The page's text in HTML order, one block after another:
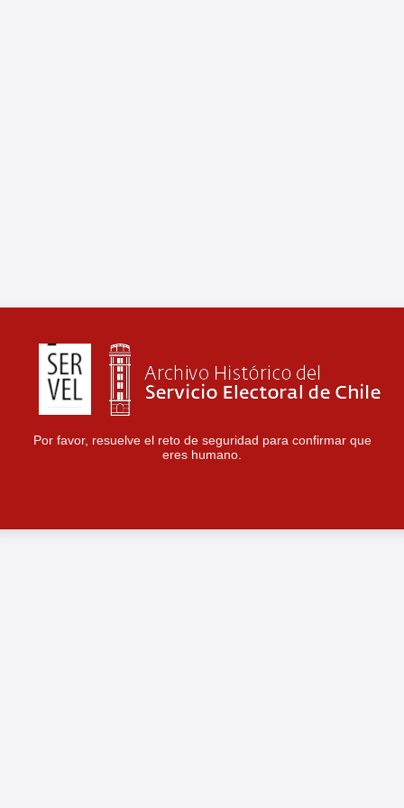
Por favor, resuelve el reto de seguridad para confirmar que
eres humano.